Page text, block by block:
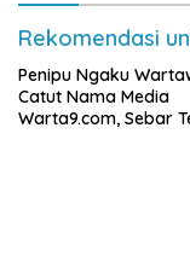
Rekomendasi
Penipu Ngaku
Catut Nama Media
Warta9.com, Sebar